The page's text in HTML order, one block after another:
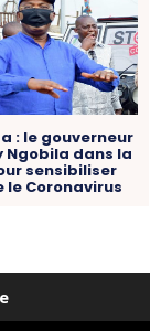
: le gouverneur
Ngobila dans la
sensibiliser
le Coronavirus